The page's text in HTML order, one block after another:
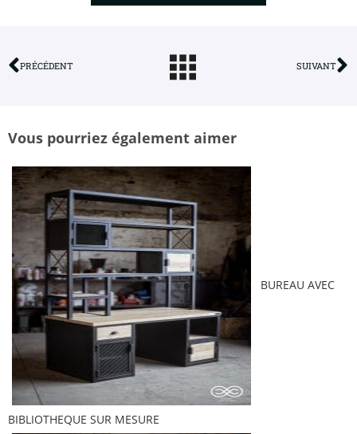
PRÉCÉDENT SUIVANT
Vous pourriez également aimer
BUREAU AVEC
BIBLIOTHEQUE SUR MESURE